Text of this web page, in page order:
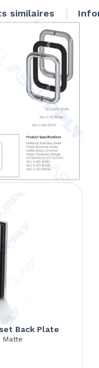
similaires
Back Plate
Matte